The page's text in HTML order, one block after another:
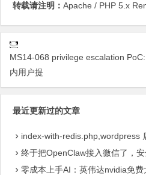
转载请注明： Apache / PHP 5.x
MS14-068 privilege escalation
内用户提
最近更新过的文章
index-with-redis.php,wordpress
终于把OpenClaw接入微信了，
零成本上手AI：英伟达nvidia免费